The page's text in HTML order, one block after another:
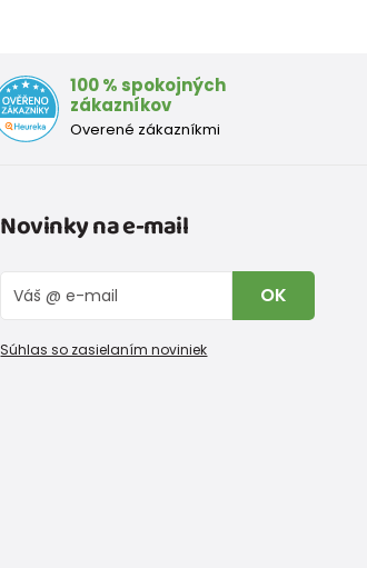
100 % spokojných
zákazníkov
Overené zákazníkmi
Novinky na e-mail
OK
Súhlas so zasielaním noviniek